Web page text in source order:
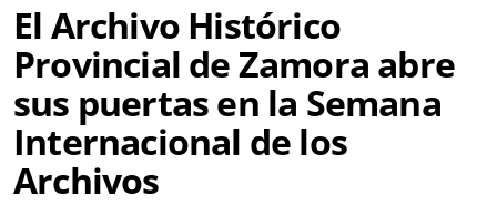
El Archivo Histórico
Provincial de Zamora abre
sus puertas en la Semana
Internacional de los
Archivos